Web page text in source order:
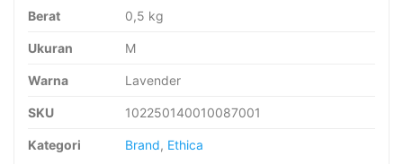
Berat 0,5 kg
Ukuran M
Warna Lavender
SKU 102250140010087001
Kategori Brand, Ethica